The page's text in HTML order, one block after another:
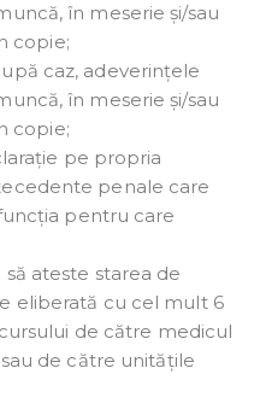
în meserie și/sau
copie;
caz, adeverințele
în meserie și/sau
copie;
pe propria
penale care
pentru care
ateste starea de
eliberată cu cel mult 6
de către medicul
de către unitățile